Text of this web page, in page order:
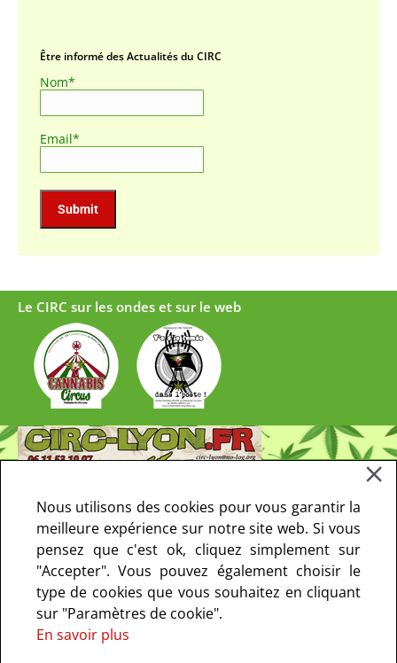
Être informé des Actualités du CIRC
Nom*
Email*
Le CIRC sur les ondes et sur le web
Nous utilisons des cookies pour vous garantir la
meilleure expérience sur notre site web. Si vous
pensez que c'est ok, cliquez simplement sur
"Accepter". Vous pouvez également choisir le
type de cookies que vous souhaitez en cliquant
sur "Paramètres de cookie".
En savoir plus